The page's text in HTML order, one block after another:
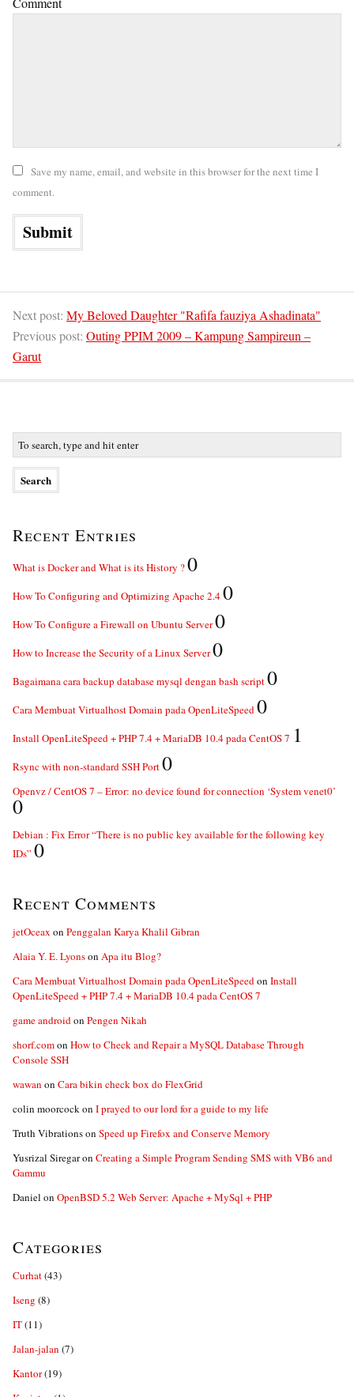
Save my name, email, and website in this browser for the next time I
comment.
Next post: My Beloved Daughter "Rafifa fauziya Ashadinata"
Previous post: Outing PPIM 2009 – Kampung Sampireun –
Garut
Recent Entries
What is Docker and What is its History ?0
How To Configuring and Optimizing Apache 2.40
How To Configure a Firewall on Ubuntu Server0
How to Increase the Security of a Linux Server0
Bagaimana cara backup database mysql dengan bash script0
Cara Membuat Virtualhost Domain pada OpenLiteSpeed0
Install OpenLiteSpeed + PHP 7.4 + MariaDB 10.4 pada CentOS 7 1
Rsync with non-standard SSH Port0
Openvz / CentOS 7 – Error: no device found for connection ‘System venet0’
0
Debian : Fix Error “There is no public key available for the following key
IDs” 0
Recent Comments
jetOceax on Penggalan Karya Khalil Gibran
Alaia Y. E. Lyonson Apa itu Blog?
Cara Membuat Virtualhost Domain pada OpenLiteSpeedon Install
OpenLiteSpeed + PHP 7.4 + MariaDB 10.4 pada CentOS 7
game androidon Pengen Nikah
shorf.comon How to Check and Repair a MySQL Database Through
Console SSH
wawan on Cara bikin check box do FlexGrid
colin moorcockon I prayed to our lord for a guide to my life
Truth Vibrationson Speed up Firefox and Conserve Memory
Yusrizal Siregaron Creating a Simple Program Sending SMS with VB6 and
Gammu
Daniel on OpenBSD 5.2 Web Server: Apache + MySql + PHP
Categories
Curhat(43)
Iseng (8)
IT(11)
Jalan-jalan (7)
Kantor(19)